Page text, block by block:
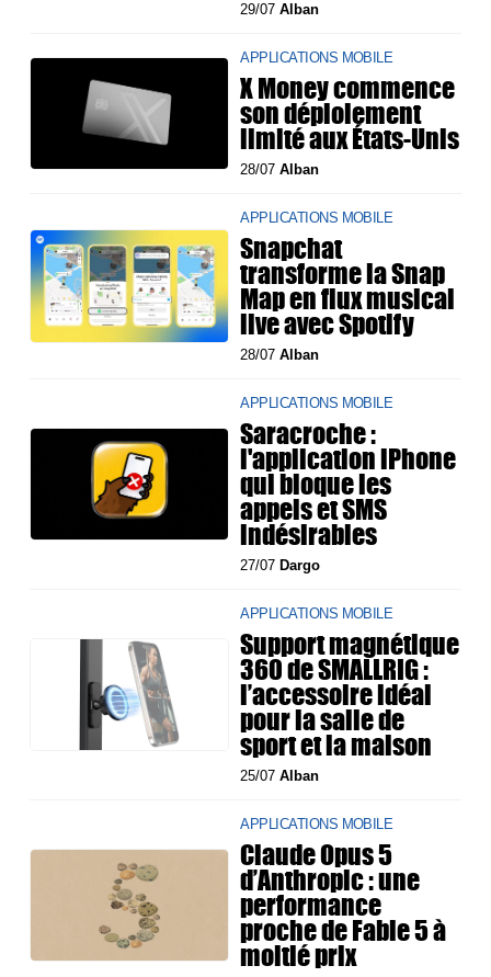
29/07Alban
APPLICATIONS MOBILE
X Money commence
son déploiement
limité aux États-Unis
28/07Alban
APPLICATIONS MOBILE
Snapchat
transforme la Snap
Map en flux musical
live avec Spotify
28/07Alban
APPLICATIONS MOBILE
Saracroche :
l'application iPhone
qui bloque les
appels et SMS
indésirables
27/07 Dargo
APPLICATIONS MOBILE
Support magnétique
360 de SMALLRIG :
l’accessoire idéal
pour la salle de
sport et la maison
25/07Alban
APPLICATIONS MOBILE
Claude Opus 5
d’Anthropic : une
performance
proche de Fable 5 à
moitié prix